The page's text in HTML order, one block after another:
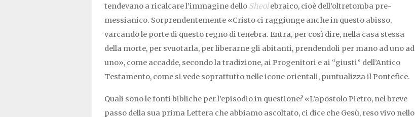
tendevano a ricalcare l’immagine dello Sheolebraico, cioè dell’oltretomba pre-
messianico. Sorprendentemente «Cristo ci raggiunge anche in questo abisso,
varcando le porte di questo regno di tenebra. Entra, per così dire, nella casa stessa
della morte, per svuotarla, per liberarne gli abitanti, prendendoli per mano ad uno ad
uno», come accadde, secondo la tradizione, ai Progenitori e ai “giusti” dell’Antico
Testamento, come si vede soprattutto nelle icone orientali, puntualizza il Pontefice.
Quali sono le fonti bibliche per l’episodio in questione? «L’apostolo Pietro, nel breve
passo della sua prima Lettera che abbiamo ascoltato, ci dice che Gesù, reso vivo nello